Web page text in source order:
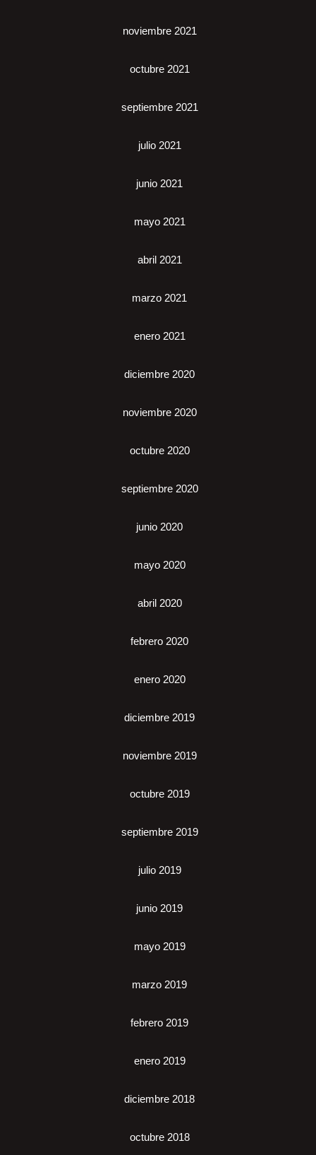
noviembre 2021
octubre 2021
septiembre 2021
julio 2021
junio 2021
mayo 2021
abril 2021
marzo 2021
enero 2021
diciembre 2020
noviembre 2020
octubre 2020
septiembre 2020
junio 2020
mayo 2020
abril 2020
febrero 2020
enero 2020
diciembre 2019
noviembre 2019
octubre 2019
septiembre 2019
julio 2019
junio 2019
mayo 2019
marzo 2019
febrero 2019
enero 2019
diciembre 2018
octubre 2018